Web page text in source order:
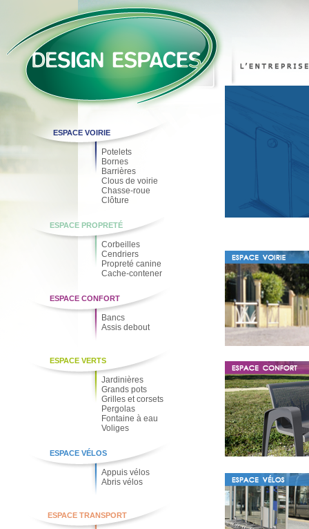
ESPACE VOIRIE
Potelets
Bornes
Barrières
Clous de voirie
Chasse-roue
Clôture
ESPACE PROPRETÉ
Corbeilles
Cendriers
Propreté canine
Cache-contener
ESPACE CONFORT
Bancs
Assis debout
ESPACE VERTS
Jardinières
Grands pots
Grilles et corsets
Pergolas
Fontaine à eau
Voliges
ESPACE VÉLOS
Appuis vélos
Abris vélos
ESPACE TRANSPORT